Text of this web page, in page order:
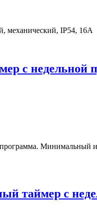
механический, IP54, 16А
с недельной
Минимальный
таймер с